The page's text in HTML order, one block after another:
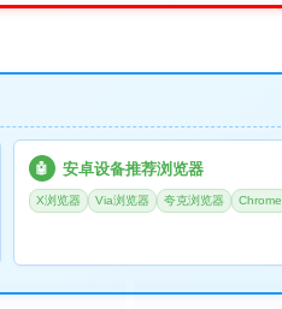
🤖 安卓设备推荐浏览器
X浏览器 Via浏览器 夸克浏览器 Chrome